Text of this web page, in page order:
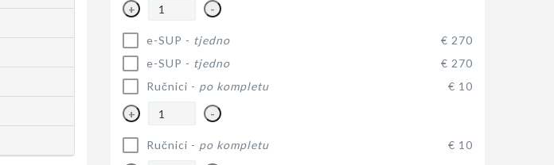
+ -
e-SUP - tjedno
€ 270
e-SUP - tjedno
€ 270
Ručnici - po kompletu € 10
+ -
Ručnici - po kompletu € 10